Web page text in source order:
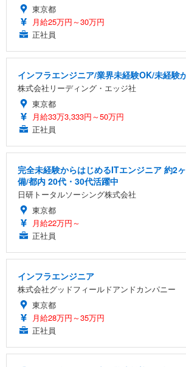
東京都
月給25万円～30万円
正社員
インフラエンジニア/業界未経験OK/未経験
株式会社リーディング・エッジ社
東京都
月給33万3,333円～50万円
正社員
完全未経験からはじめるITエンジニア 約2
備/都内 20代・30代活躍中
日研トータルソーシング株式会社
東京都
月給22万円～
正社員
インフラエンジニア
株式会社グッドフィールドアンドカンパニー
東京都
月給28万円～35万円
正社員